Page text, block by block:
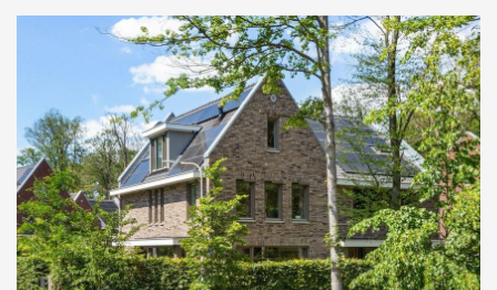
• inpandige garage met vliering en kleine kelder
1ste Verdieping:
• overloop
• master bedroom met en-suite badkamer en
toegang tot het dakterras
• 2 ruime slaapkamers waarvan een met balkon en
een met grote bergruimte
• 2de badkamer
2de Verdieping: